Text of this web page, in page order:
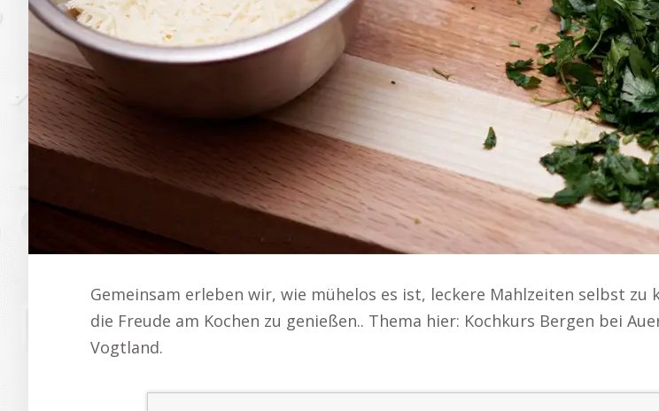
Gemeinsam erleben wir, wie mühelos es ist, leckere Mahlzeiten selbst zu
die Freude am Kochen zu genießen.. Thema hier: Kochkurs Bergen bei
Vogtland.